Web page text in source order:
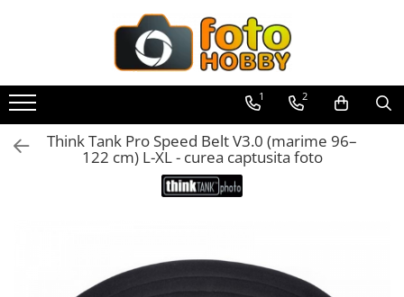
Aparate Foto
Aparate Foto Mirrorless
Aparate Foto DSLR
Obiective foto si accesorii
1 2
Think Tank Pro Speed Belt V3.0 (marime 96–
122 cm) L-XL - curea captusita foto